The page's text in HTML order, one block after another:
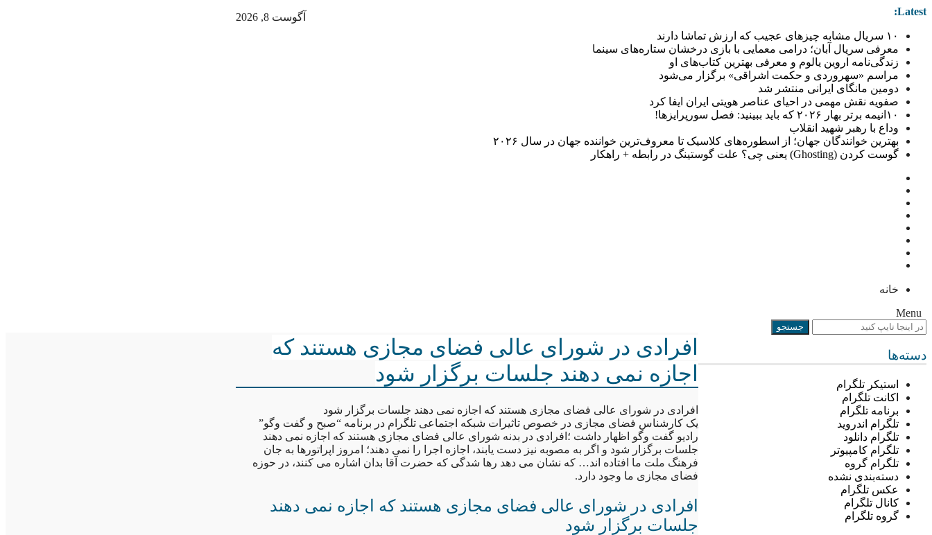
آگوست 8, 2026 Latest:
۱۰ سریال مشابه چیزهای عجیب که ارزش تماشا دارند
معرفی سریال آبان؛ درامی معمایی با بازی درخشان ستاره‌های سینما
زندگی‌نامه اروین یالوم و معرفی بهترین کتاب‌های او
مراسم «سهروردی و حکمت اشراقی» برگزار می‌شود
دومین مانگای ایرانی منتشر شد
صفویه نقش مهمی در احیای عناصر هویتی ایران ایفا کرد
۱۰انیمه برتر بهار ۲۰۲۶ که باید ببینید: فصل سورپرایزها!
وداع با رهبر شهید انقلاب
بهترین خوانندگان جهان؛ از اسطوره‌های کلاسیک تا معروف‌ترین خواننده جهان در سال ۲۰۲۶
گوست کردن (Ghosting) یعنی چی؟ علت گوستینگ در رابطه + راهکار
خانه
Menu
دسته‌ها
استیکر تلگرام
اکانت تلگرام
برنامه تلگرام
تلگرام اندروید
تلگرام دانلود
تلگرام کامپیوتر
تلگرام گروه
دسته‌بندی نشده
عکس تلگرام
کانال تلگرام
گروه تلگرام
افرادی در شورای عالی فضای مجازی هستند که
اجازه نمی دهند جلسات برگزار شود
افرادی در شورای عالی فضای مجازی هستند که اجازه نمی دهند جلسات برگزار شود
یک کارشناس فضای مجازی در خصوص تاثیرات شبکه اجتماعی تلگرام در برنامه “صبح و گفت وگو”
رادیو گفت وگو اظهار داشت ؛افرادی در بدنه شورای عالی فضای مجازی هستند که اجازه نمی دهند
جلسات برگزار شود و اگر به مصوبه نیز دست یابند، اجازه اجرا را نمی دهند؛ امروز اپراتورها به جان
فرهنگ ملت ما افتاده اند… که نشان می دهد رها شدگی که حضرت آقا بدان اشاره می کنند، در حوزه
فضای مجازی ما وجود دارد.
افرادی در شورای عالی فضای مجازی هستند که اجازه نمی دهند
جلسات برگزار شود